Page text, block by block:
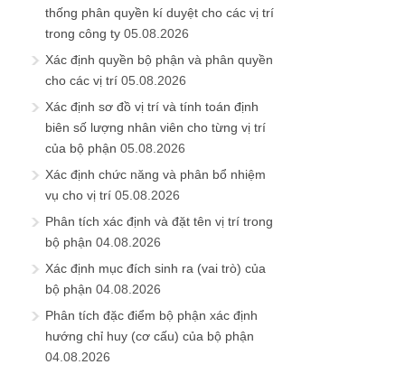
thống phân quyền kí duyệt cho các vị trí
trong công ty 05.08.2026
Xác định quyền bộ phận và phân quyền
cho các vị trí 05.08.2026
Xác định sơ đồ vị trí và tính toán định
biên số lượng nhân viên cho từng vị trí
của bộ phận 05.08.2026
Xác định chức năng và phân bổ nhiệm
vụ cho vị trí 05.08.2026
Phân tích xác định và đặt tên vị trí trong
bộ phận 04.08.2026
Xác định mục đích sinh ra (vai trò) của
bộ phận 04.08.2026
Phân tích đặc điểm bộ phận xác định
hướng chỉ huy (cơ cấu) của bộ phận
04.08.2026